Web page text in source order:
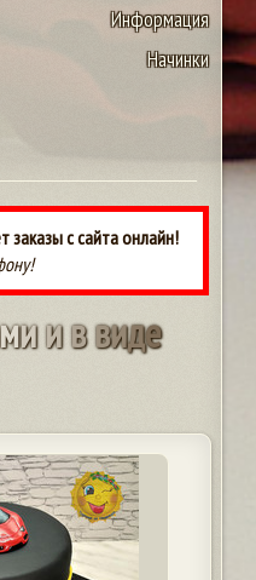
Информация
Начинки
с сайта онлайн!
ииввиде